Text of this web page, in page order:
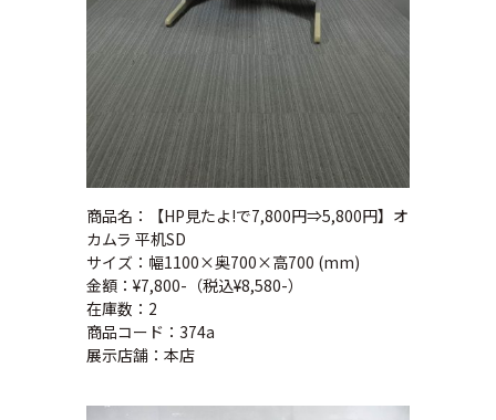
商品名：【HP見たよ!で7,800円⇒5,800円】オ
カムラ 平机SD
サイズ：幅1100×奥700×高700 (mm)
金額：¥7,800-（税込¥8,580-）
在庫数：2
商品コード：374a
展示店舗：本店